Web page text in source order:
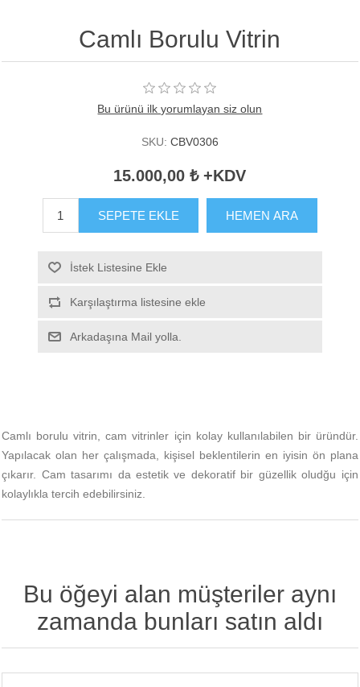
Camlı Borulu Vitrin
Bu ürünü ilk yorumlayan siz olun
SKU: CBV0306
15.000,00 ₺ +KDV
Camlı borulu vitrin, cam vitrinler için kolay kullanılabilen bir üründür.
Yapılacak olan her çalışmada, kişisel beklentilerin en iyisin ön plana
çıkarır. Cam tasarımı da estetik ve dekoratif bir güzellik oludğu için
kolaylıkla tercih edebilirsiniz.
Bu öğeyi alan müşteriler aynı
zamanda bunları satın aldı